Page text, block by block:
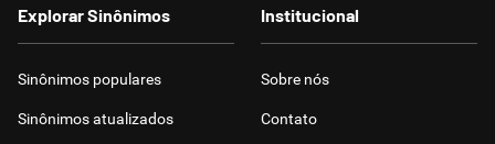
Explorar Sinônimos
Sinônimos populares
Sinônimos atualizados
Institucional
Sobre nós
Contato